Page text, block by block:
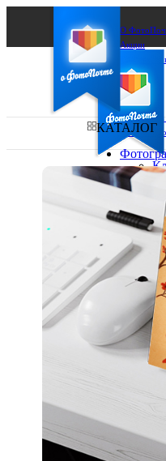
О
Акции
Сделаем за
Бизнесу
FAQ
Франшиза
Поддержка
Оплата и
Ваш город:
Ваш регион
Выберите
КАТАЛОГ